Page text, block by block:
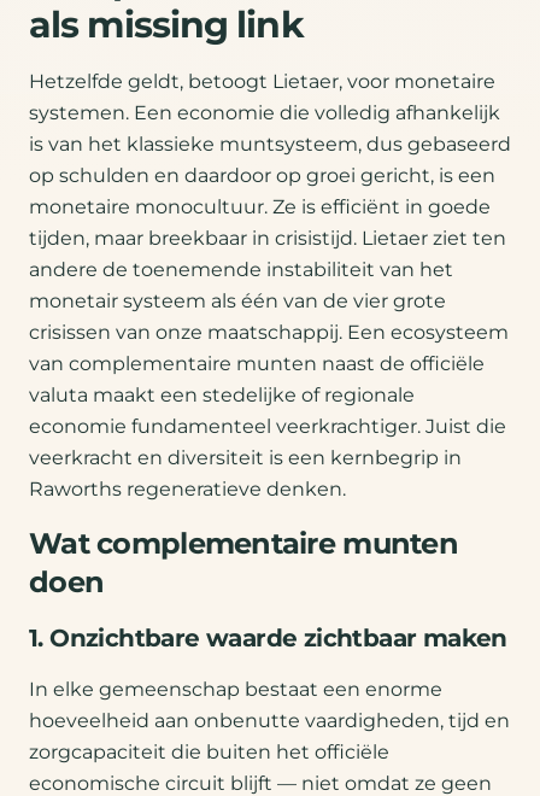
als missing link
Hetzelfde geldt, betoogt Lietaer, voor monetaire
systemen. Een economie die volledig afhankelijk
is van het klassieke muntsysteem, dus gebaseerd
op schulden en daardoor op groei gericht, is een
monetaire monocultuur. Ze is efficiënt in goede
tijden, maar breekbaar in crisistijd. Lietaer ziet ten
andere de toenemende instabiliteit van het
monetair systeem als één van de vier grote
crisissen van onze maatschappij. Een ecosysteem
van complementaire munten naast de officiële
valuta maakt een stedelijke of regionale
economie fundamenteel veerkrachtiger. Juist die
veerkracht en diversiteit is een kernbegrip in
Raworths regeneratieve denken.
Wat complementaire munten
doen
1. Onzichtbare waarde zichtbaar maken
In elke gemeenschap bestaat een enorme
hoeveelheid aan onbenutte vaardigheden, tijd en
zorgcapaciteit die buiten het officiële
economische circuit blijft — niet omdat ze geen